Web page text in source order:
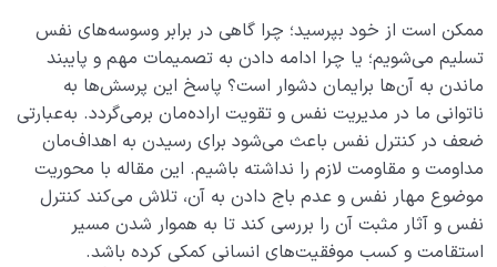
تحول ذاتی یعنی چه و چه ارتباطی میان تحول ذاتی و
سلامت قلب وجود دارد؟
چگونه با جدیت و برنامه ریزی به اهداف متعالی و زندگی
هدفمند و معنادار برسیم؟
خیال و نیت چگونه می توانند به ما در مسیر زندگی کمک
کرده یا از اهداف دورمان کنند؟
کنترل ‌‌نفس ‌‌یعنی ‌‌چه ‌‌و ‌‌چگونه ‌‌می‌تواند ‌‌به ‌‌ما ‌‌برای ‌‌کنترل
‌‌کردن ‌‌افکار ‌‌منفی ‌‌کمک ‌‌کند؟
ممکن ‌‌است ‌‌از ‌‌خود ‌‌بپرسید؛ ‌‌چرا ‌‌گاهی ‌‌در ‌‌برابر ‌‌وسوسه‌های ‌‌نفس
‌‌تسلیم ‌‌می‌شویم؛ ‌‌یا ‌‌چرا ‌‌ادامه ‌‌دادن ‌‌به ‌‌تصمیمات ‌‌مهم ‌‌و ‌‌پایبند
‌‌ماندن ‌‌به ‌‌آن‌ها ‌‌برایمان ‌‌دشوار ‌‌است؟ ‌‌پاسخ ‌‌این ‌‌پرسش‌ها ‌‌به
‌‌ناتوانی ‌‌ما ‌‌در ‌‌مدیریت ‌‌نفس ‌‌و ‌‌تقویت ‌‌اراده‌مان ‌‌برمی‌گردد. ‌‌به‌عبارتی
‌‌ضعف ‌‌در ‌‌کنترل ‌‌نفس ‌‌باعث ‌‌می‌شود ‌‌برای ‌‌رسیدن ‌‌به ‌‌اهداف‌مان
‌‌مداومت ‌‌و ‌‌مقاومت ‌‌لازم ‌‌را ‌‌نداشته ‌‌باشیم. ‌‌این ‌‌مقاله ‌‌با ‌‌محوریت
‌‌موضوع ‌‌مهار ‌‌نفس ‌‌و ‌‌عدم ‌‌باج ‌‌دادن ‌‌به ‌‌آن، ‌‌تلاش ‌‌می‌کند ‌‌کنترل
‌‌نفس ‌‌و ‌‌آثار ‌‌مثبت ‌‌آن ‌‌را ‌‌بررسی ‌‌کند ‌‌تا ‌‌به ‌‌هموار ‌‌شدن ‌‌مسیر
‌‌استقامت ‌‌و ‌‌کسب ‌‌موفقیت‌های ‌‌انسانی ‌‌کمکی ‌‌کرده ‌‌باشد.